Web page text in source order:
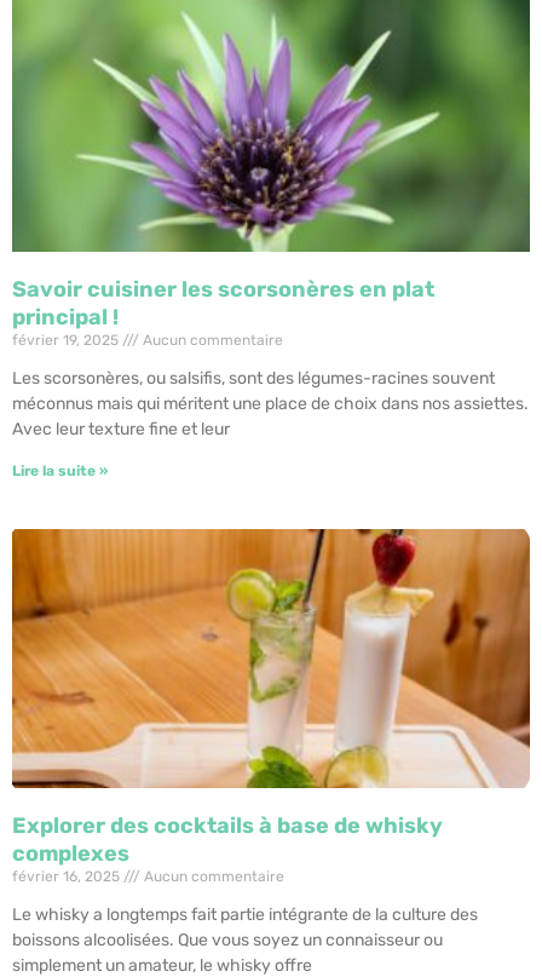
Savoir cuisiner les scorsonères en plat
principal !
février 19, 2025 Aucun commentaire
Les scorsonères, ou salsifis, sont des légumes-racines souvent
méconnus mais qui méritent une place de choix dans nos assiettes.
Avec leur texture fine et leur
Lire la suite »
Explorer des cocktails à base de whisky
complexes
février 16, 2025 Aucun commentaire
Le whisky a longtemps fait partie intégrante de la culture des
boissons alcoolisées. Que vous soyez un connaisseur ou
simplement un amateur, le whisky offre